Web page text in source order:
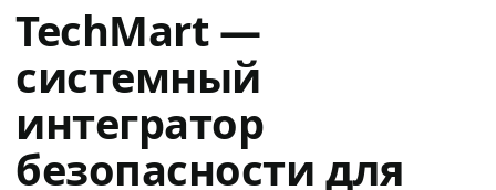
TechMart —
системный
интегратор
безопасности для